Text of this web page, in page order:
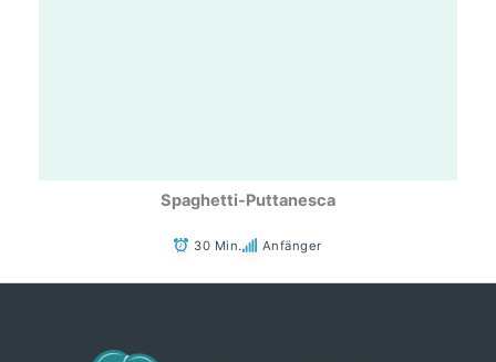
Spaghetti-Puttanesca
30 Min. Anfänger